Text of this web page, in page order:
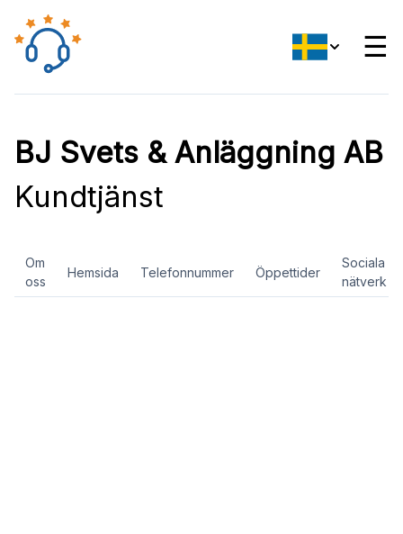
☰
BJ Svets & Anläggning AB
Kundtjänst
Om
oss
Hemsida Telefonnummer Öppettider
Sociala
nätverk